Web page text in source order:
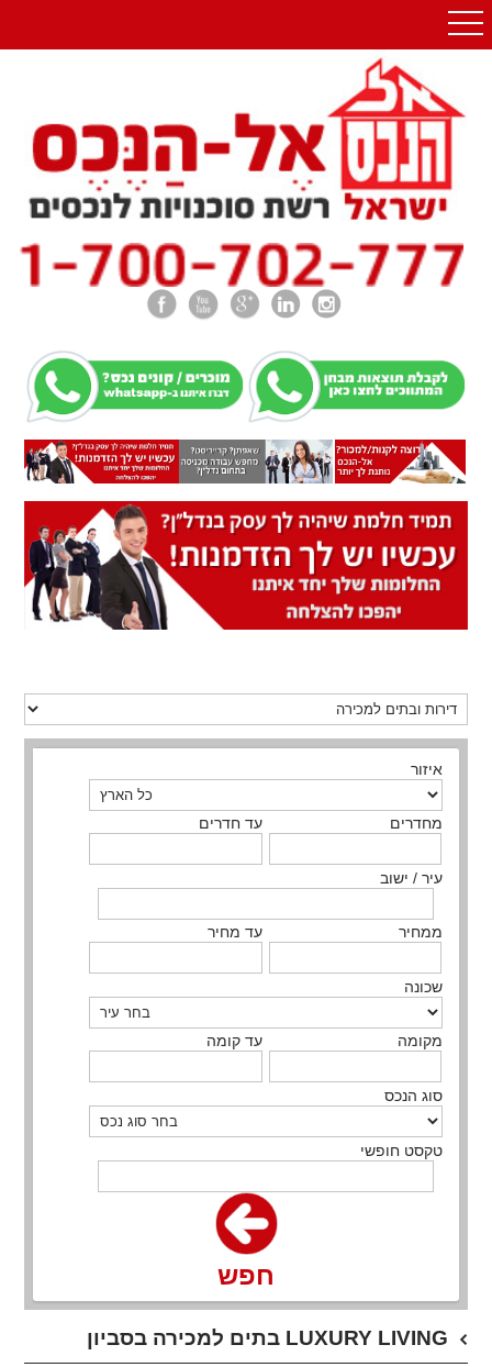
איזור
מחדרים עד חדרים
עיר / ישוב
ממחיר עד מחיר
שכונה
מקומה עד קומה
סוג הנכס
טקסט חופשי
חפש
בתים למכירה בסביון LUXURY LIVING